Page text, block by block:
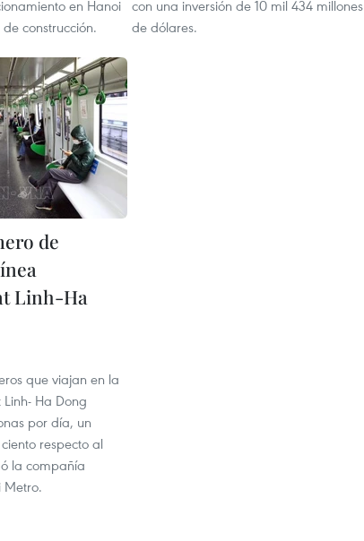
en Hanoi
construcción.
con una inversión de 10 mil 434 millones
de dólares.
de
Linh-Ha
que viajan en la
Ha Dong
por día, un
respecto al
la compañía
Metro.